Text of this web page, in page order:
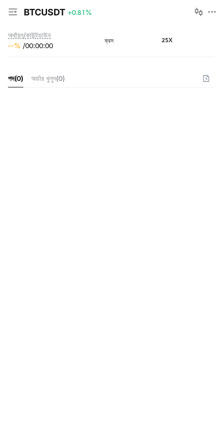
BTCUSDT +0.81%
অর্থায়ন/কাউন্টডাউন
--% /00:00:00
ক্রস 25X
পদ(0) অর্ডার খুলুন(0)